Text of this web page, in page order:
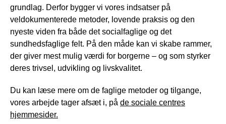
grundlag. Derfor bygger vi vores indsatser på
veldokumenterede metoder, lovende praksis og den
nyeste viden fra både det socialfaglige og det
sundhedsfaglige felt. På den måde kan vi skabe rammer,
der giver mest mulig værdi for borgerne – og som styrker
deres trivsel, udvikling og livskvalitet.
Du kan læse mere om de faglige metoder og tilgange,
vores arbejde tager afsæt i, på de sociale centres
hjemmesider.